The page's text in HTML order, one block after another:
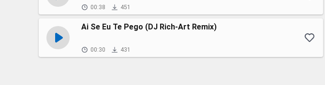
00:38 451
Ai Se Eu Te Pego (DJ Rich-Art Remix)
00:30 431